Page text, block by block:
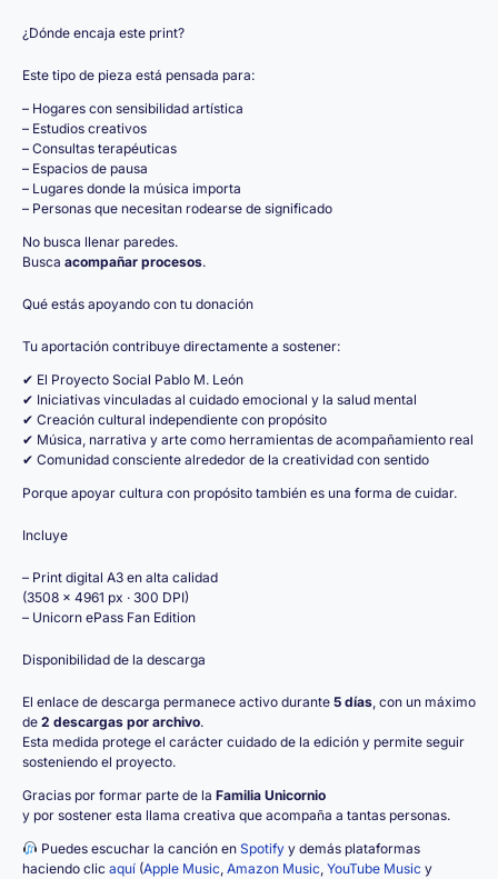
¿Dónde encaja este print?
Este tipo de pieza está pensada para:
– Hogares con sensibilidad artística
– Estudios creativos
– Consultas terapéuticas
– Espacios de pausa
– Lugares donde la música importa
– Personas que necesitan rodearse de significado
No busca llenar paredes.
Busca acompañar procesos.
Qué estás apoyando con tu donación
Tu aportación contribuye directamente a sostener:
✔ El Proyecto Social Pablo M. León
✔ Iniciativas vinculadas al cuidado emocional y la salud mental
✔ Creación cultural independiente con propósito
✔ Música, narrativa y arte como herramientas de acompañamiento real
✔ Comunidad consciente alrededor de la creatividad con sentido
Porque apoyar cultura con propósito también es una forma de cuidar.
Incluye
– Print digital A3 en alta calidad
(3508 × 4961 px · 300 DPI)
– Unicorn ePass Fan Edition
Disponibilidad de la descarga
El enlace de descarga permanece activo durante 5 días, con un máximo
de 2 descargas por archivo.
Esta medida protege el carácter cuidado de la edición y permite seguir
sosteniendo el proyecto.
Gracias por formar parte de la Familia Unicornio
y por sostener esta llama creativa que acompaña a tantas personas.
Puedes escuchar la canción en Spotifyy demás plataformas
haciendo clic aquí (Apple Music, Amazon Music, YouTube Music y